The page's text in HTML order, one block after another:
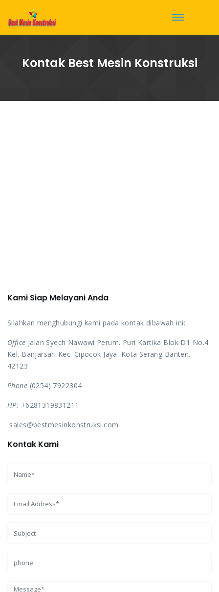
Kontak Best Mesin Konstruksi
Kami Siap Melayani Anda
Silahkan menghubungi kami pada kontak dibawah ini:
Office Jalan Syech Nawawi Perum. Puri Kartika Blok D1 No.4
Kel. Banjarsari Kec. Cipocok Jaya. Kota Serang Banten.
42123
Phone (0254) 7922304
HP: +6281319831211
sales@bestmesinkonstruksi.com
Kontak Kami